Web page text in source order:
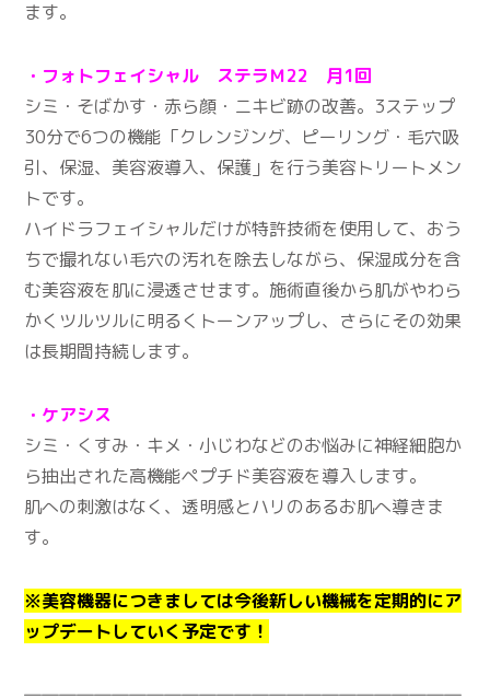
ます。
・フォトフェイシャル ステラＭ22 月1回
シミ・そばかす・赤ら顔・ニキビ跡の改善。3ステップ
30分で6つの機能「クレンジング、ピーリング・毛穴吸
引、保湿、美容液導入、保護」を行う美容トリートメン
トです。
ハイドラフェイシャルだけが特許技術を使用して、おう
ちで撮れない毛穴の汚れを除去しながら、保湿成分を含
む美容液を肌に浸透させます。施術直後から肌がやわら
かくツルツルに明るくトーンアップし、さらにその効果
は長期間持続します。
・ケアシス
シミ・くすみ・キメ・小じわなどのお悩みに神経細胞か
ら抽出された高機能ペプチド美容液を導入します。
肌への刺激はなく、透明感とハリのあるお肌へ導きま
す。
※美容機器につきましては今後新しい機械を定期的にア
ップデートしていく予定です！